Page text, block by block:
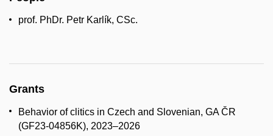
prof. PhDr. Petr Karlík, CSc.
Grants
Behavior of clitics in Czech and Slovenian, GA ČR
(GF23-04856K), 2023–2026